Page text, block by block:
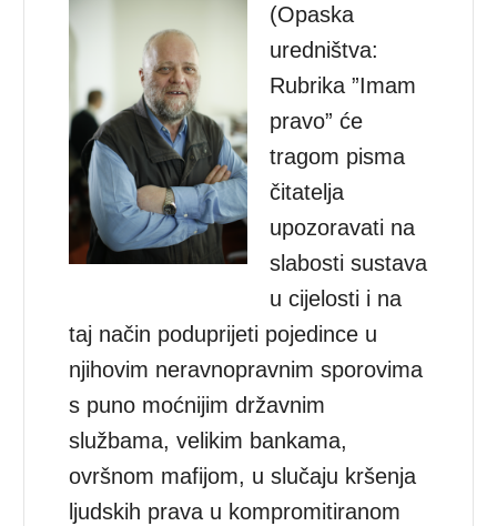
(Opaska
uredništva:
Rubrika ”Imam
pravo” će
tragom pisma
čitatelja
upozoravati na
slabosti sustava
u cijelosti i na
taj način poduprijeti pojedince u
njihovim neravnopravnim sporovima
s puno moćnijim državnim
službama, velikim bankama,
ovršnom mafijom, u slučaju kršenja
ljudskih prava u kompromitiranom